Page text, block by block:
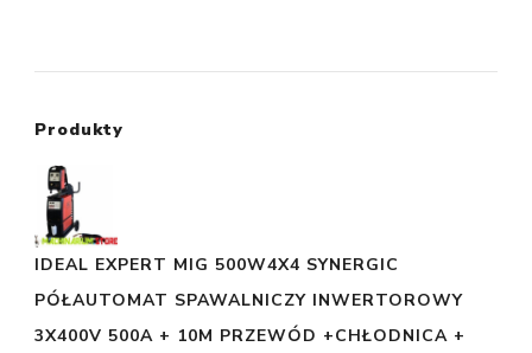
Produkty
IDEAL EXPERT MIG 500W4X4 SYNERGIC
PÓŁAUTOMAT SPAWALNICZY INWERTOROWY
3X400V 500A + 10M PRZEWÓD +CHŁODNICA +